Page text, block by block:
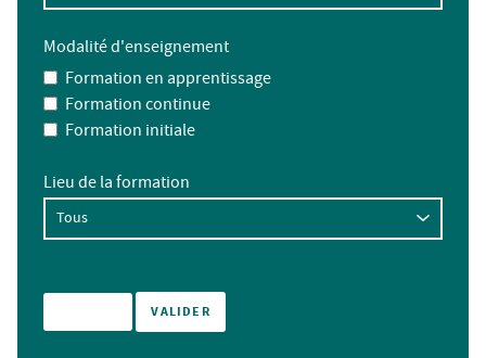
Modalité d'enseignement
Formation en apprentissage
Formation continue
Formation initiale
Lieu de la formation